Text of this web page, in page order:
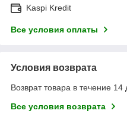
Kaspi Kredit
Все условия оплаты
Условия возврата
Возврат товара в течение
Все условия возврата